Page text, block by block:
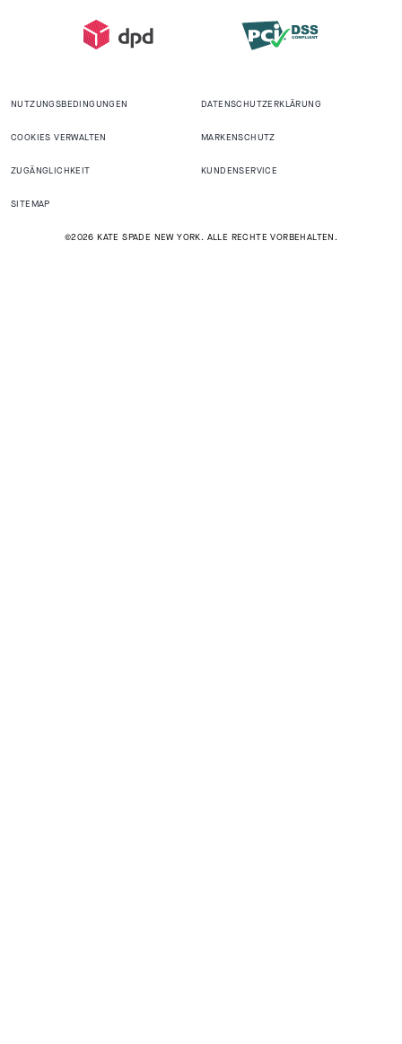
NUTZUNGSBEDINGUNGEN DATENSCHUTZERKLÄRUNG
COOKIES VERWALTEN MARKENSCHUTZ
ZUGÄNGLICHKEIT KUNDENSERVICE
SITEMAP
©2026 KATE SPADE NEW YORK. ALLE RECHTE VORBEHALTEN.